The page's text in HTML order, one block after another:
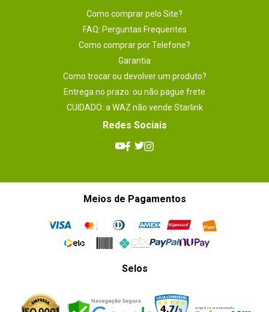
Como comprar pelo Site?
FAQ: Perguntas Frequentes
Como comprar por Telefone?
Garantia
Como trocar ou devolver um produto?
Entrega no prazo: ou não pague frete
CUIDADO: a WAZ não vende Starlink
Redes Sociais
Meios de Pagamentos
Selos